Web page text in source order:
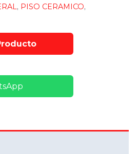
, PISO CERAMICO,